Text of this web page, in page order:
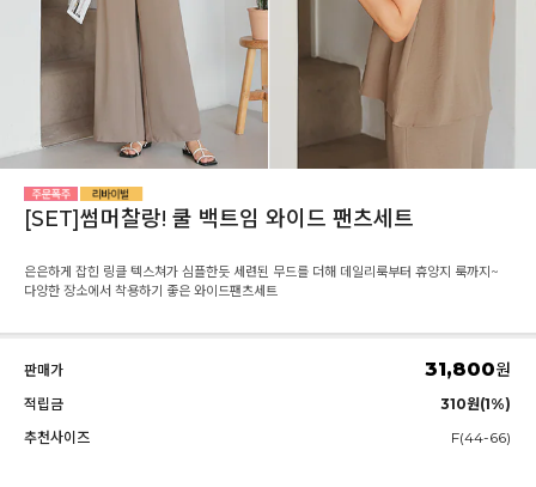
[SET]썸머찰랑! 쿨 백트임 와이드 팬츠세트
은은하게 잡힌 링클 텍스쳐가 심플한듯 세련된 무드를 더해 데일리룩부터 휴양지 룩까지~
다양한 장소에서 착용하기 좋은 와이드팬츠세트
판매가 31,800원
적립금
310원(1%)
추천사이즈
F(44-66)